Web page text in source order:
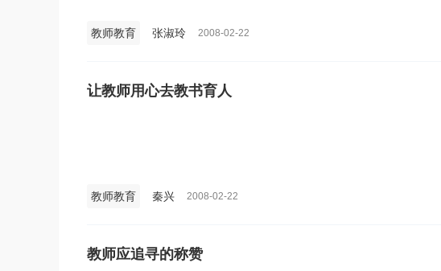
教师教育 张淑玲 2008-02-22
让教师用心去教书育人
教师教育 秦兴 2008-02-22
教师应追寻的称赞